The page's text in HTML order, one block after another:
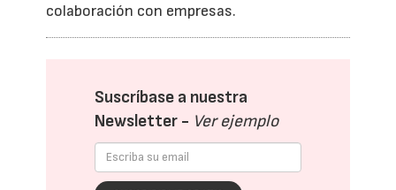
colaboración con empresas.
Suscríbase a nuestra
Newsletter - Ver ejemplo